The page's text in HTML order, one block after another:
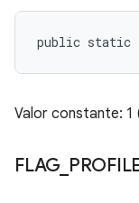
public static
Valor constante:
FLAG